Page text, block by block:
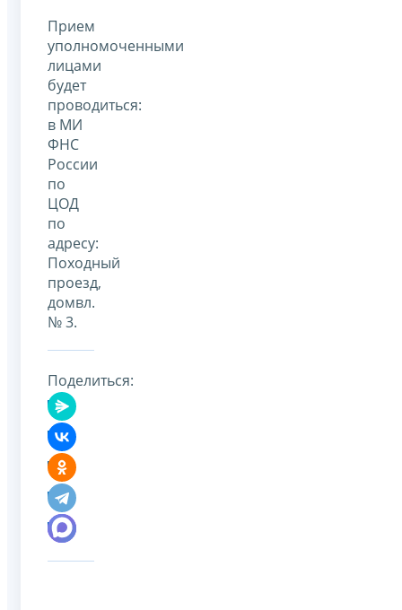
Прием
уполномоченными
лицами
будет
проводиться:
в МИ
ФНС
России
по
ЦОД
по
адресу:
Походный
проезд,
домвл.
№ 3.
Поделиться: